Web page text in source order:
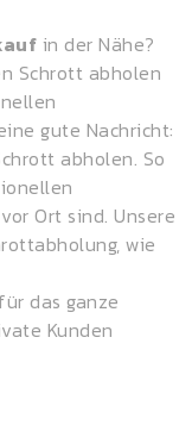
in der Nähe?
Schrott abholen
gute Nachricht:
abholen. So
Ort sind. Unsere
wie
das ganze
Kunden